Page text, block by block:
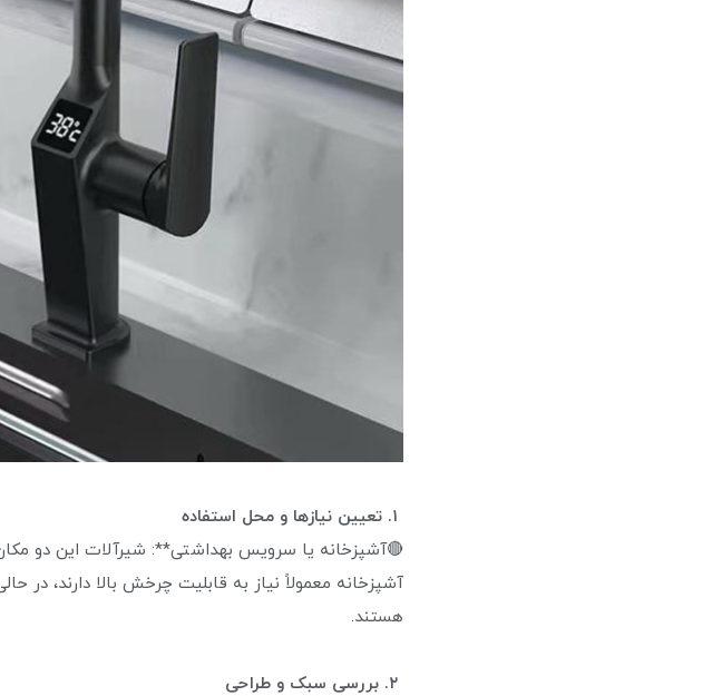
🔴آشپزخانه یا سرویس بهداشتی**: شیرآلات این دو
آشپزخانه معمولاً نیاز به قابلیت چرخش بالا دارند،
هستند.